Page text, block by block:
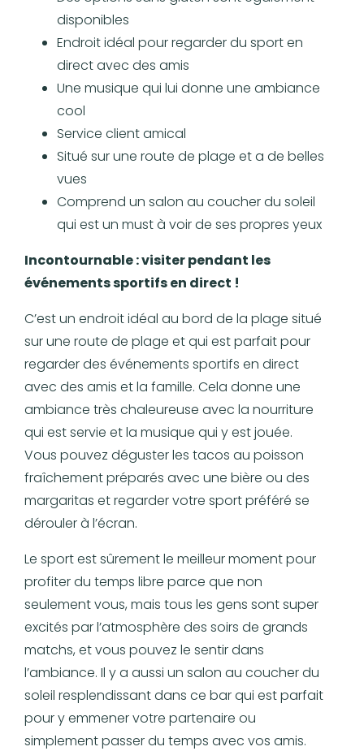
disponibles
Endroit idéal pour regarder du sport en
direct avec des amis
Une musique qui lui donne une ambiance
cool
Service client amical
Situé sur une route de plage et a de belles
vues
Comprend un salon au coucher du soleil
qui est un must à voir de ses propres yeux
Incontournable : visiter pendant les
événements sportifs en direct !
C’est un endroit idéal au bord de la plage situé
sur une route de plage et qui est parfait pour
regarder des événements sportifs en direct
avec des amis et la famille. Cela donne une
ambiance très chaleureuse avec la nourriture
qui est servie et la musique qui y est jouée.
Vous pouvez déguster les tacos au poisson
fraîchement préparés avec une bière ou des
margaritas et regarder votre sport préféré se
dérouler à l’écran.
Le sport est sûrement le meilleur moment pour
profiter du temps libre parce que non
seulement vous, mais tous les gens sont super
excités par l’atmosphère des soirs de grands
matchs, et vous pouvez le sentir dans
l’ambiance. Il y a aussi un salon au coucher du
soleil resplendissant dans ce bar qui est parfait
pour y emmener votre partenaire ou
simplement passer du temps avec vos amis.